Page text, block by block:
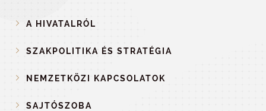
A HIVATALRÓL
SZAKPOLITIKA ÉS STRATÉGIA
NEMZETKÖZI KAPCSOLATOK
SAJTÓSZOBA